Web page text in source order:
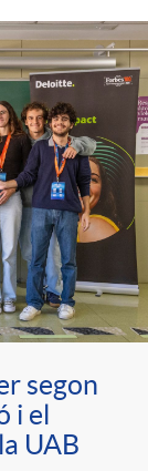
segon
i el
UAB